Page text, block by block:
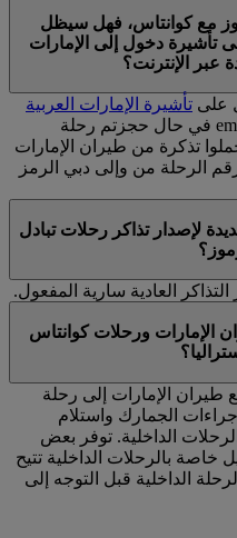
مع كوانتاس، فهل سيظل
تأشيرة دخول إلى الإمارات
عبر الإنترنت؟
على تأشيرة الإمارات العربية
على موقع emirates.com في حال حجزتم رحلة
تذكرة من طيران الإمارات
وأن يحمل رقم الرحلة من وإلى دبي الرمز
لإصدار تذاكر رحلات تبادل
العادية سارية المفعول.
الإمارات ورحلات كوانتاس
طيران الإمارات إلى رحلة
الجمارك واستلام
الداخلية. توفر بعض
خاصة بالرحلات الداخلية تتيح
الداخلية قبل التوجه إلى